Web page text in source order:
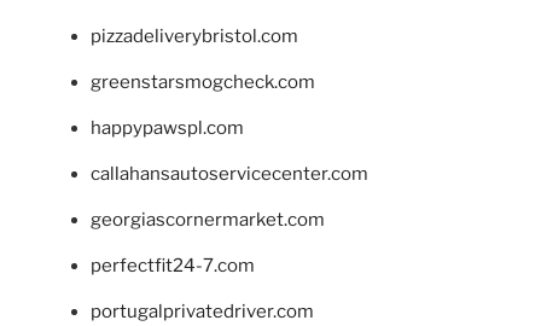
pizzadeliverybristol.com
greenstarsmogcheck.com
happypawspl.com
callahansautoservicecenter.com
georgiascornermarket.com
perfectfit24-7.com
portugalprivatedriver.com